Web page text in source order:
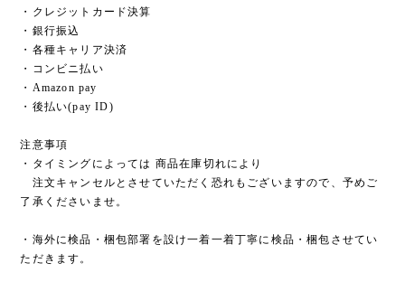
・クレジットカード決算
・銀行振込
・各種キャリア決済
・コンビニ払い
・Amazon pay
・後払い(pay ID)
注意事項
・タイミングによっては 商品在庫切れにより
注文キャンセルとさせていただく恐れもございますので、予めご
了承くださいませ。
・海外に検品・梱包部署を設け一着一着丁寧に検品・梱包させてい
ただきます。